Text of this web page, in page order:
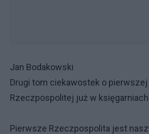
Jan Bodakowski
Drugi tom ciekawostek o pierwszej
Rzeczpospolitej już w księgarniach
Pierwsze Rzeczpospolita jest